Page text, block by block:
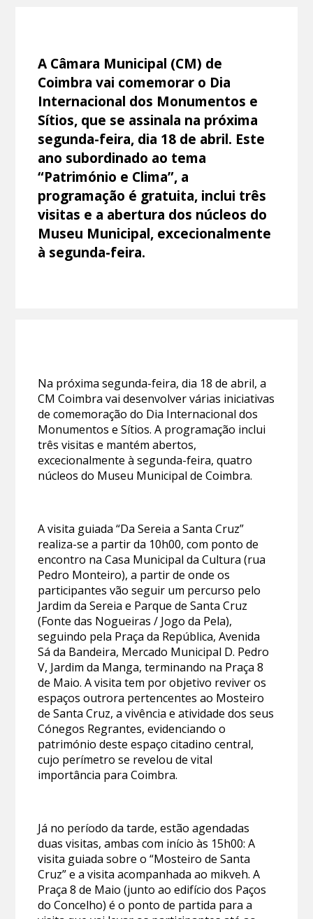
A Câmara Municipal (CM) de
Coimbra vai comemorar o Dia
Internacional dos Monumentos e
Sítios, que se assinala na próxima
segunda-feira, dia 18 de abril. Este
ano subordinado ao tema
“Património e Clima”, a
programação é gratuita, inclui três
visitas e a abertura dos núcleos do
Museu Municipal, excecionalmente
à segunda-feira.
Na próxima segunda-feira, dia 18 de abril, a
CM Coimbra vai desenvolver várias iniciativas
de comemoração do Dia Internacional dos
Monumentos e Sítios. A programação inclui
três visitas e mantém abertos,
excecionalmente à segunda-feira, quatro
núcleos do Museu Municipal de Coimbra.
A visita guiada “Da Sereia a Santa Cruz”
realiza-se a partir da 10h00, com ponto de
encontro na Casa Municipal da Cultura (rua
Pedro Monteiro), a partir de onde os
participantes vão seguir um percurso pelo
Jardim da Sereia e Parque de Santa Cruz
(Fonte das Nogueiras / Jogo da Pela),
seguindo pela Praça da República, Avenida
Sá da Bandeira, Mercado Municipal D. Pedro
V, Jardim da Manga, terminando na Praça 8
de Maio. A visita tem por objetivo reviver os
espaços outrora pertencentes ao Mosteiro
de Santa Cruz, a vivência e atividade dos seus
Cónegos Regrantes, evidenciando o
património deste espaço citadino central,
cujo perímetro se revelou de vital
importância para Coimbra.
Já no período da tarde, estão agendadas
duas visitas, ambas com início às 15h00: A
visita guiada sobre o “Mosteiro de Santa
Cruz” e a visita acompanhada ao mikveh. A
Praça 8 de Maio (junto ao edifício dos Paços
do Concelho) é o ponto de partida para a